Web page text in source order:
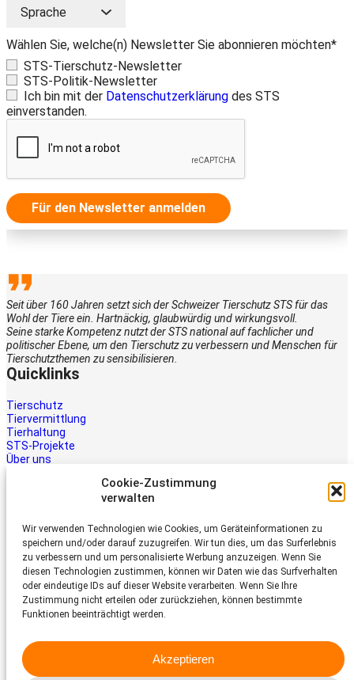
Cookie-Zustimmung
verwalten
Wir verwenden Technologien wie Cookies, um Geräteinformationen zu
speichern und/oder darauf zuzugreifen. Wir tun dies, um das Surferlebnis
zu verbessern und um personalisierte Werbung anzuzeigen. Wenn Sie
diesen Technologien zustimmen, können wir Daten wie das Surfverhalten
oder eindeutige IDs auf dieser Website verarbeiten. Wenn Sie Ihre
Zustimmung nicht erteilen oder zurückziehen, können bestimmte
Funktionen beeinträchtigt werden.
Akzeptieren
Wählen Sie, welche(n) Newsletter Sie abonnieren möchten*
STS-Tierschutz-Newsletter
STS-Politik-Newsletter
Ich bin mit der Datenschutzerklärung des STS
einverstanden.
Für den Newsletter anmelden
Seit über 160 Jahren setzt sich der Schweizer Tierschutz STS für das
Wohl der Tiere ein. Hartnäckig, glaubwürdig und wirkungsvoll.
Seine starke Kompetenz nutzt der STS national auf fachlicher und
politischer Ebene, um den Tierschutz zu verbessern und Menschen für
Tierschutzthemen zu sensibilisieren.
Quicklinks
Tierschutz
Tiervermittlung
Tierhaltung
STS-Projekte
Über uns
Tiere brauchen Hilfe – auch Ihre.
Unterstützen Sie die Arbeit des
Schweizer Tierschutz STS.
Jetzt spenden
Schweizer Tierschutz STS
CH-4053 Basel